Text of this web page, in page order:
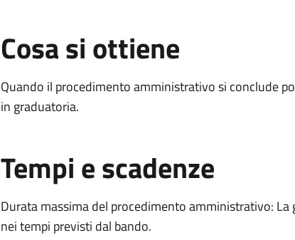
Cosa si ottiene
Quando il procedimento amministrativo si conclude
in graduatoria.
Tempi e scadenze
Durata massima del procedimento amministrativo:
nei tempi previsti dal bando.